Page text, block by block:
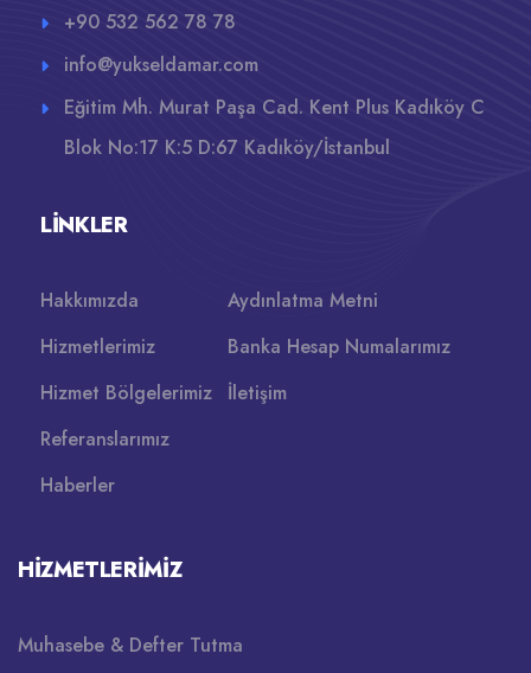
+90 532 562 78 78
info@yukseldamar.com
Eğitim Mh. Murat Paşa Cad. Kent Plus Kadıköy C
Blok No:17 K:5 D:67 Kadıköy/İstanbul
LINKLER
Hakkımızda
Hizmetlerimiz
Hizmet Bölgelerimiz
Referanslarımız
Haberler
Aydınlatma Metni
Banka Hesap Numalarımız
İletişim
HIZMETLERIMIZ
Muhasebe & Defter Tutma